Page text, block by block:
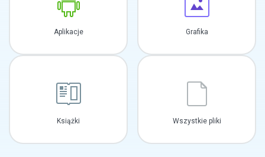
Aplikacje Grafika
Książki Wszystkie pliki